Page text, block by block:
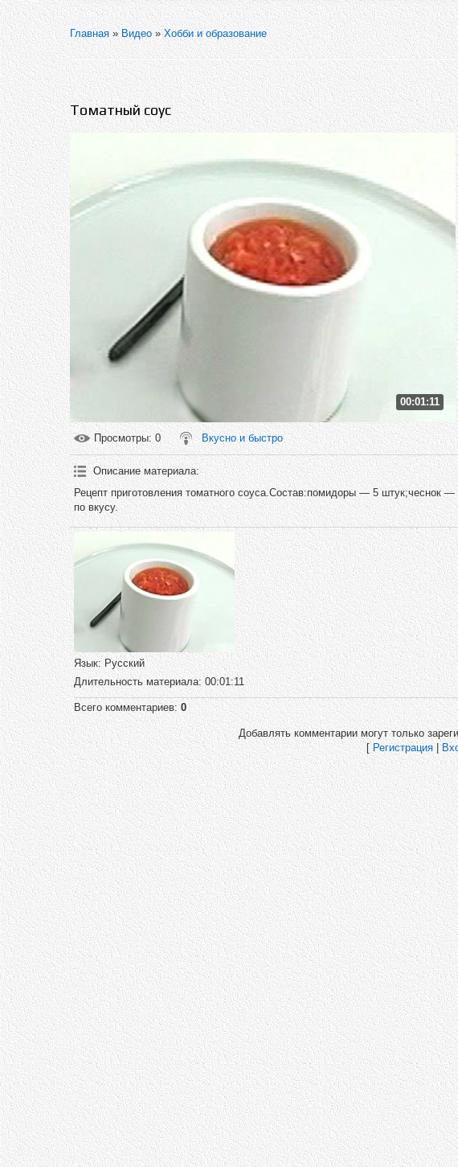
Главная»Видео»Хобби и образование
Томатный соус
00:01:11
Просмотры: 0 Вкусно и быстро
Описание материала:
Рецепт приготовления томатного соуса.Состав:помидоры — 5
по вкусу.
Язык: Русский
Длительность материала: 00:01:11
Всего комментариев:0
Добавлять комментарии могут только
[Регистрация|